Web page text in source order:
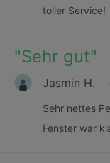
toller Service!
"Sehr gut"
Jasmin H.
Sehr nettes
Fenster war